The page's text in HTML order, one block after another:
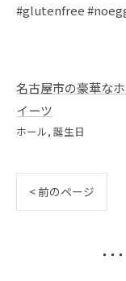
#glutenfree
名古屋市の豪華な
イーツ
ホール 誕生日
< 前のページ